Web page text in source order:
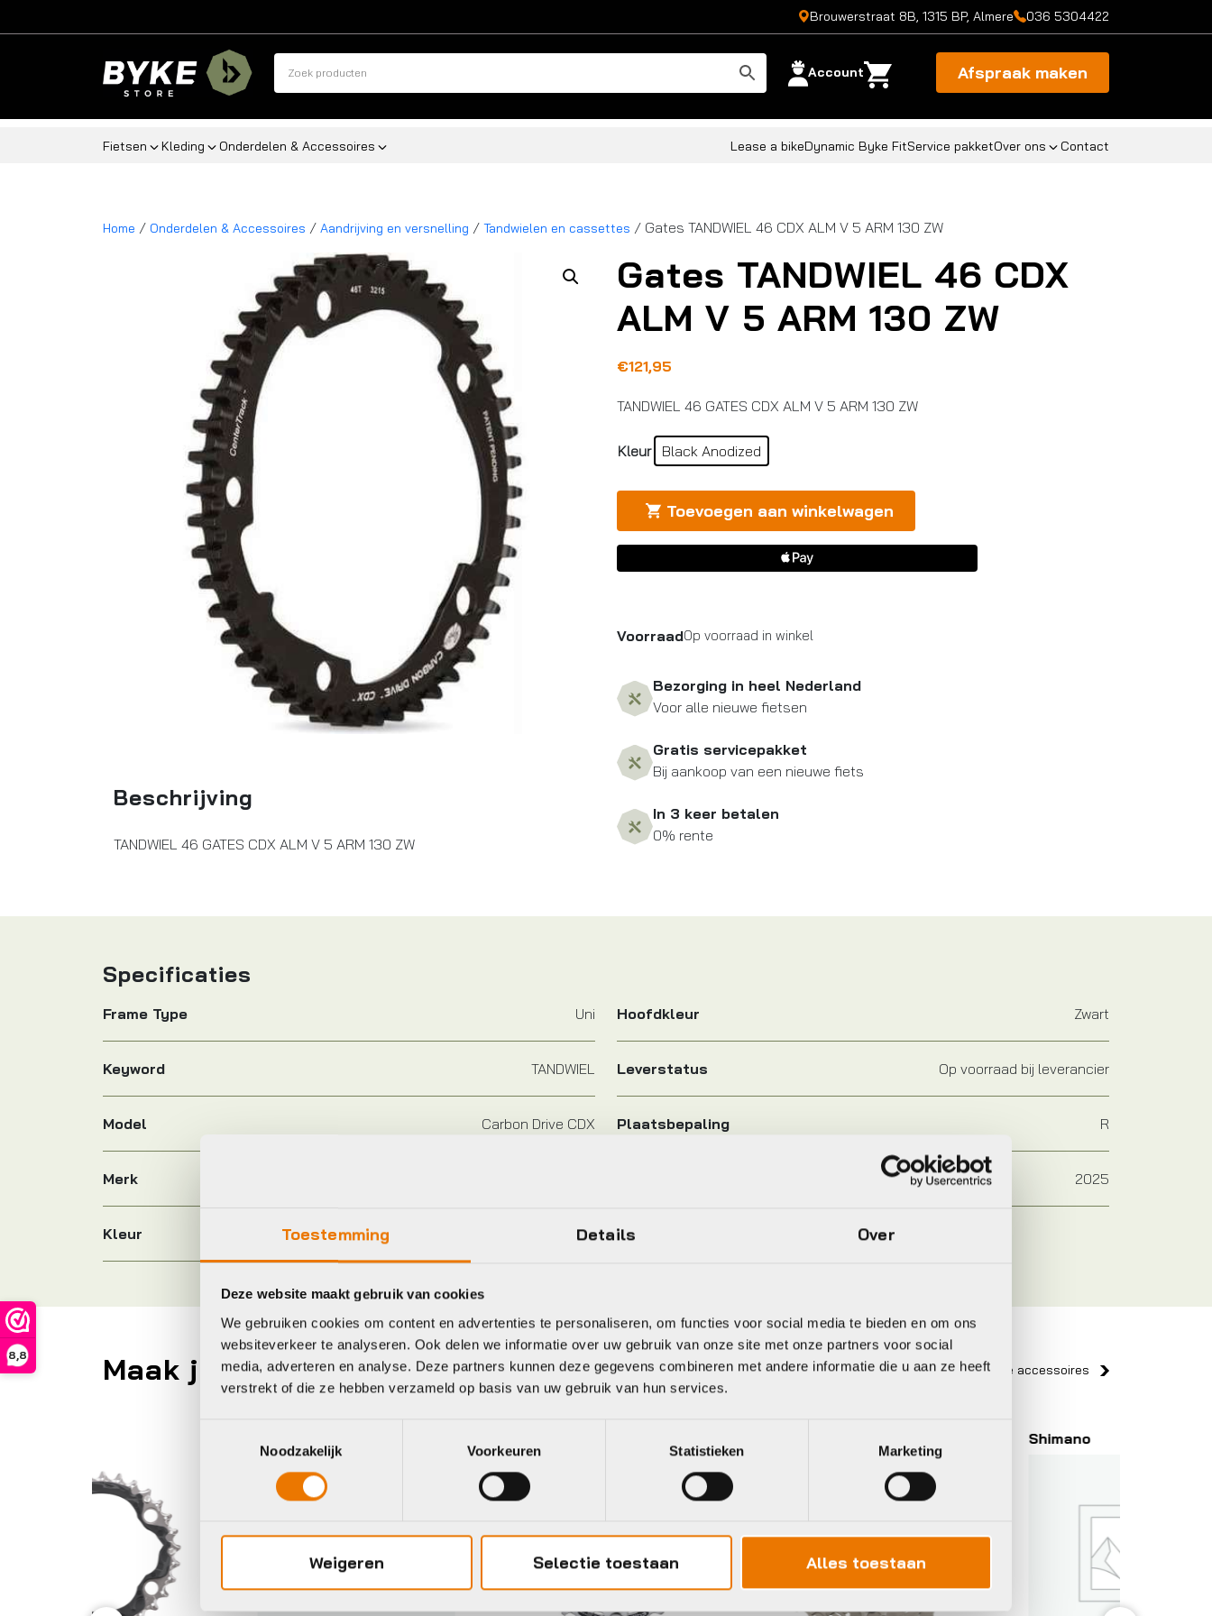
Toestemming Details Over
Deze website maakt gebruik van cookies
We gebruiken cookies om content en advertenties te personaliseren, om functies voor social media te bieden en om ons
websiteverkeer te analyseren. Ook delen we informatie over uw gebruik van onze site met onze partners voor social
media, adverteren en analyse. Deze partners kunnen deze gegevens combineren met andere informatie die u aan ze heeft
verstrekt of die ze hebben verzameld op basis van uw gebruik van hun services.
Noodzakelijk
Voorkeuren Statistieken Marketing
Weigeren Selectie toestaan Alles toestaan
8,8
Brouwerstraat 8B, 1315 BP, Almere 036 5304422
Account Afspraak maken
Fietsen Kleding Onderdelen & Accessoires Lease a bikeDynamic Byke FitService pakketOver ons Contact
Home / Onderdelen & Accessoires / Aandrijving en versnelling / Tandwielen en cassettes / Gates TANDWIEL 46 CDX ALM V 5 ARM 130 ZW
Beschrijving
TANDWIEL 46 GATES CDX ALM V 5 ARM 130 ZW
Gates TANDWIEL 46 CDX
ALM V 5 ARM 130 ZW
€121,95
TANDWIEL 46 GATES CDX ALM V 5 ARM 130 ZW
Kleur Black Anodized
Toevoegen aan winkelwagen
VoorraadOp voorraad in winkel
Bezorging in heel Nederland
Voor alle nieuwe fietsen
Gratis servicepakket
Bij aankoop van een nieuwe fiets
In 3 keer betalen
0% rente
Specificaties
Frame Type Uni Hoofdkleur Zwart
Keyword TANDWIEL Leverstatus Op voorraad bij leverancier
Model Carbon Drive CDX Plaatsbepaling R
Merk 2025
Kleur Black Anodized
Maak je fiets compleet Bekijk alle accessoires